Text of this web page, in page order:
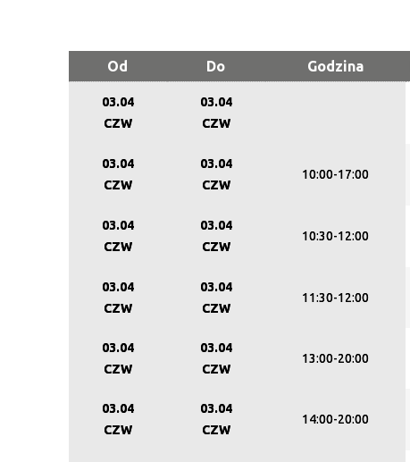
Od Do Godzina
03.04
CZW
03.04
CZW
03.04
CZW
03.04
CZW
10:00-17:00
03.04
CZW
03.04
CZW
10:30-12:00
03.04
CZW
03.04
CZW
11:30-12:00
03.04
CZW
03.04
CZW
13:00-20:00
03.04
CZW
03.04
CZW
14:00-20:00